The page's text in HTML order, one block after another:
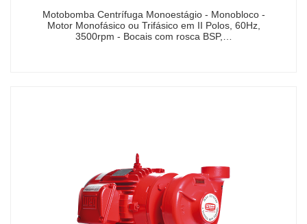
Motobomba Centrífuga Monoestágio - Monobloco -
Motor Monofásico ou Trifásico em II Polos, 60Hz,
3500rpm - Bocais com rosca BSP,…